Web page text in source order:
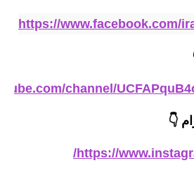
https://www.facebook.com/
channel/
👇
https://